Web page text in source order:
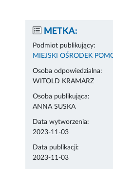
METKA:
Podmiot publikujący:
MIEJSKI OŚRODEK
Osoba odpowiedzialna:
WITOLD KRAMARZ
Osoba publikująca:
ANNA SUSKA
Data wytworzenia:
2023-11-03
Data publikacji:
2023-11-03